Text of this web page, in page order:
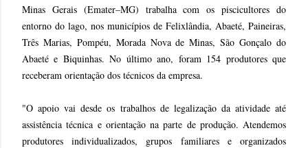
Minas Gerais (Emater–MG) trabalha com os piscicultores do
entorno do lago, nos municípios de Felixlândia, Abaeté, Paineiras,
Três Marias, Pompéu, Morada Nova de Minas, São Gonçalo do
Abaeté e Biquinhas. No último ano, foram 154 produtores que
receberam orientação dos técnicos da empresa.
"O apoio vai desde os trabalhos de legalização da atividade até
assistência técnica e orientação na parte de produção. Atendemos
produtores individualizados, grupos familiares e organizados